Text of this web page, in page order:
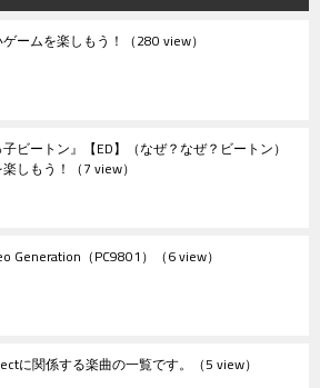
ームを楽しもう！ （280 view）
子ビートン』【ED】（なぜ？なぜ？ビートン）
しもう！ （7 view）
Generation（PC9801） （6 view）
に関係する楽曲の一覧です。 （5 view）